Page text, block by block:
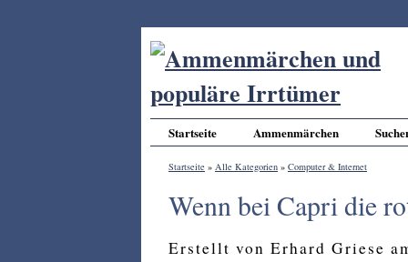
Startseite Ammenmärchen
Startseite » Alle Kategorien » Computer & Internet
Wenn bei Capri die
Erstellt von Erhard Griese